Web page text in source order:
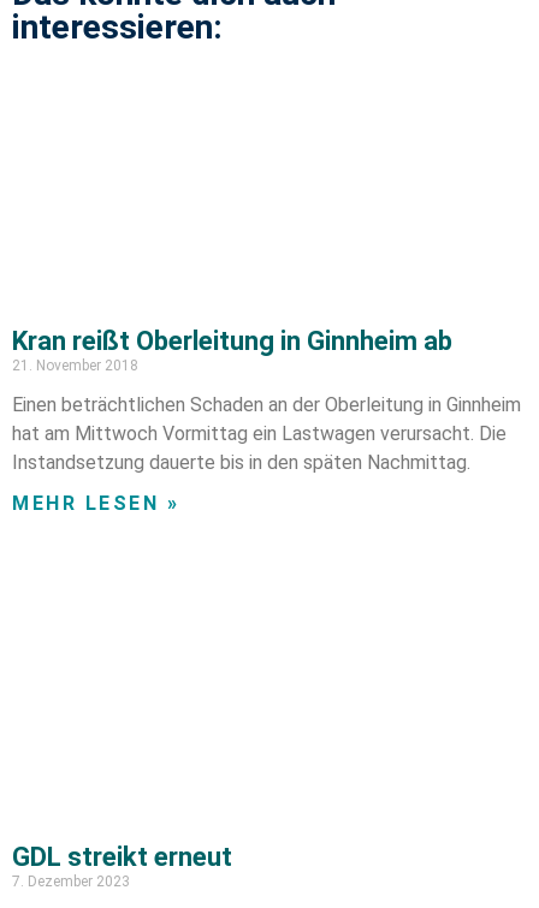
interessieren:
Kran reißt Oberleitung in Ginnheim ab
21. November 2018
Einen beträchtlichen Schaden an der Oberleitung in Ginnheim
hat am Mittwoch Vormittag ein Lastwagen verursacht. Die
Instandsetzung dauerte bis in den späten Nachmittag.
MEHR LESEN »
GDL streikt erneut
7. Dezember 2023